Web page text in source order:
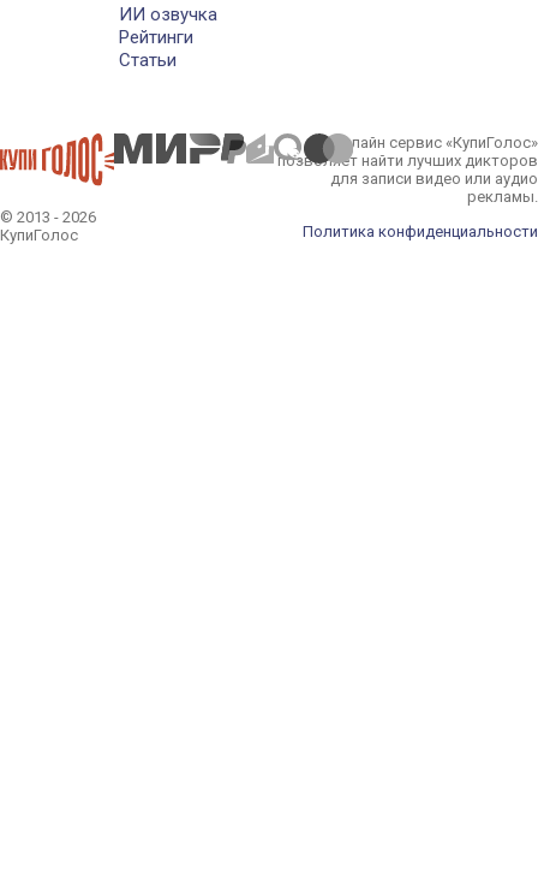
ИИ озвучка
Рейтинги
Статьи
© 2013 - 2026
КупиГолос
Онлайн сервис «КупиГолос»
позволяет найти лучших дикторов
для записи видео или аудио
рекламы.
Политика конфиденциальности